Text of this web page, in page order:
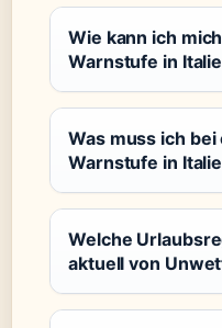
Wie kann ich
Warnstufe in
Was muss ich
Warnstufe in
Welche
aktuell von